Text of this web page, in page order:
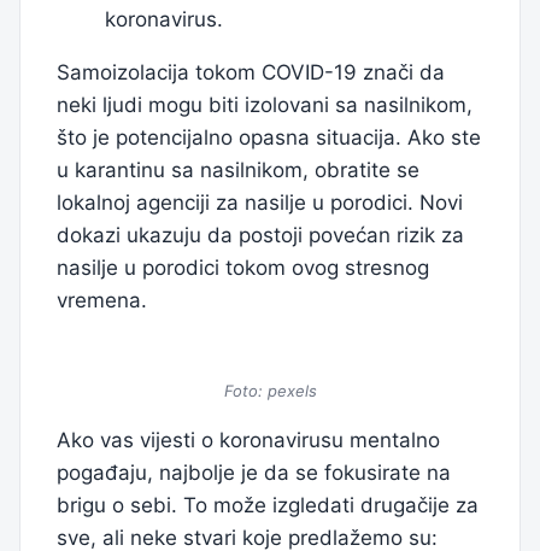
koronavirus.
Samoizolacija tokom COVID-19 znači da
neki ljudi mogu biti izolovani sa nasilnikom,
što je potencijalno opasna situacija. Ako ste
u karantinu sa nasilnikom, obratite se
lokalnoj agenciji za nasilje u porodici. Novi
dokazi ukazuju da postoji povećan rizik za
nasilje u porodici tokom ovog stresnog
vremena.
Foto: pexels
Ako vas vijesti o koronavirusu mentalno
pogađaju, najbolje je da se fokusirate na
brigu o sebi. To može izgledati drugačije za
sve, ali neke stvari koje predlažemo su: